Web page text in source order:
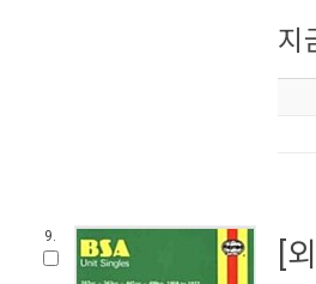
지
9. [